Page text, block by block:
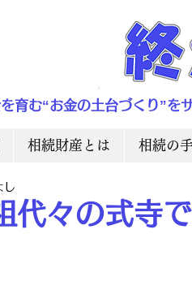
育む“お金の土台づくり”を
相続財産とは 相続の
代々の式寺
し